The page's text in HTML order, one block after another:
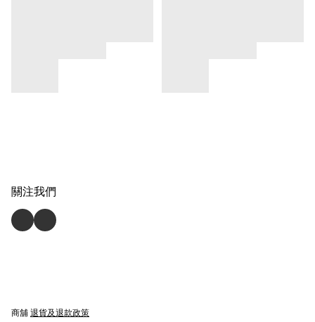
關注我們
商舖 退貨及退款政策